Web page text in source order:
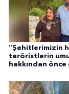
"Şehitlerimizin
teröristlerin
hakkından